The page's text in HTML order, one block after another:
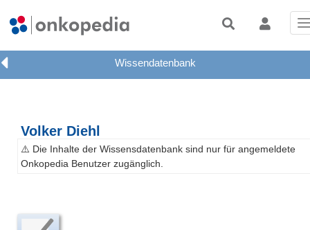
Volker Diehl
⚠️ Die Inhalte der Wissensdatenbank sind nur für angemeldete
Onkopedia Benutzer zugänglich.